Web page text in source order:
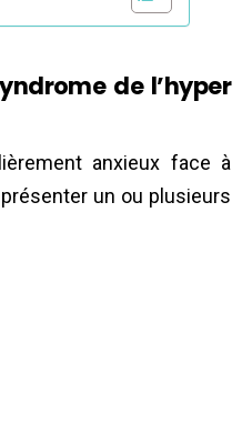
de l’hyper
anxieux face à
un ou plusieurs